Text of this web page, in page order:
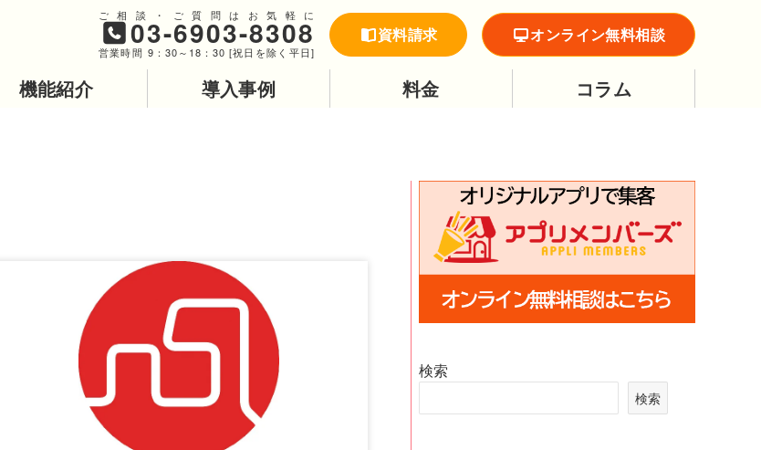
ご相談・ご質問はお気軽に
03-6903-8308
営業時間 9：30～18：30 [祝日を除く平日]
資料請求 オンライン無料相談
機能紹介 導入事例 料金 コラム
検索
検索